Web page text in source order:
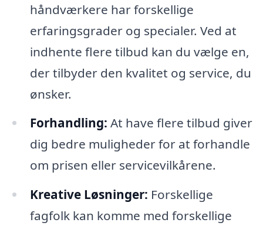
håndværkere har forskellige
erfaringsgrader og specialer. Ved at
indhente flere tilbud kan du vælge en,
der tilbyder den kvalitet og service, du
ønsker.
Forhandling: At have flere tilbud giver
dig bedre muligheder for at forhandle
om prisen eller servicevilkårene.
Kreative Løsninger: Forskellige
fagfolk kan komme med forskellige